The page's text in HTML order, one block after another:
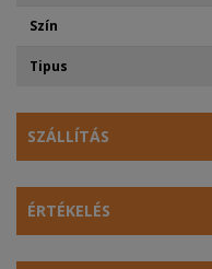
Szín
Tipus
SZÁLLÍTÁS
ÉRTÉKELÉS